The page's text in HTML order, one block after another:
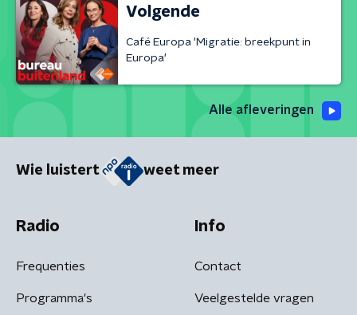
Volgende
Café Europa 'Migratie: breekpunt in
Europa'
Alle afleveringen
Wie luistert weet meer
Radio
Frequenties
Programma's
Info
Contact
Veelgestelde vragen